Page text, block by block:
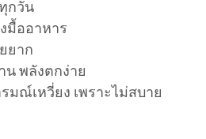
กวัน
มื้ออาหาร
ยาก
น พลังตกง่าย
มณ์เหวี่ยง เพราะไม่สบาย